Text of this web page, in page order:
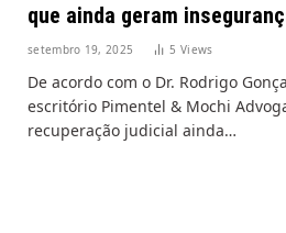
que ainda geram
setembro 19, 2025 5Views
De acordo com o Dr. Rodrigo
escritório Pimentel & Mochi
recuperação judicial ainda…